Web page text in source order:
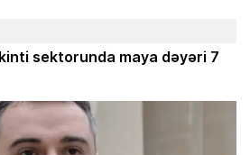
sektorunda maya dəyəri 7